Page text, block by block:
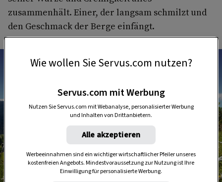
zusammenhält. Einer, der langsam schmilzt und
den Geschmack der Berge einfängt.
Wie wollen Sie Servus.com nutzen?
Servus.com mit Werbung
Nutzen Sie Servus.com mit Webanalyse, personalisierter Werbung
und Inhalten von Drittanbietern.
Alle akzeptieren
Werbeeinnahmen sind ein wichtiger wirtschaftlicher Pfeiler unseres
kostenfreien Angebots. Mindestvoraussetzung zur Nutzung ist Ihre
Einwilligung für personalisierte Werbung.